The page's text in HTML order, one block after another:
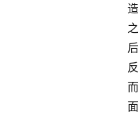
造
之
后
反
而
面